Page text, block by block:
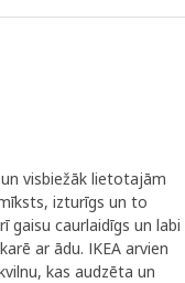
visbiežāk lietotajām
izturīgs un to
gaisu caurlaidīgs un labi
ar ādu. IKEA arvien
kas audzēta un